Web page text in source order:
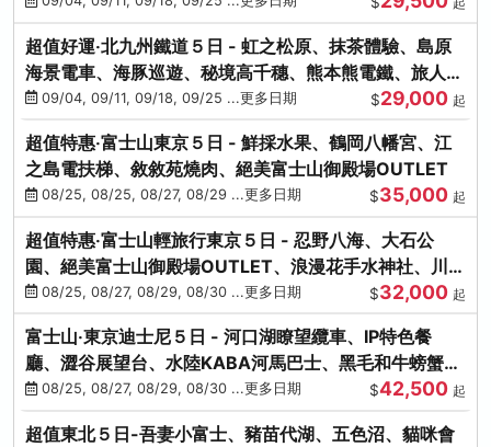
超值好運‧北九州鐵道５日 - 虹之松原、抹茶體驗、島原
海景電車、海豚巡遊、秘境高千穗、熊本熊電鐵、旅人觀
光列車-台中出發
09/04, 09/11, 09/18, 09/25 ...更多日期 $29,000 起
超值特惠‧富士山東京５日 - 鮮採水果、鶴岡八幡宮、江
之島電扶梯、敘敘苑燒肉、絕美富士山御殿場OUTLET
08/25, 08/25, 08/27, 08/29 ...更多日期 $35,000 起
超值特惠‧富士山輕旅行東京５日 - 忍野八海、大石公
園、絕美富士山御殿場OUTLET、浪漫花手水神社、川越
小江戶
08/25, 08/27, 08/29, 08/30 ...更多日期 $32,000 起
富士山‧東京迪士尼５日 - 河口湖瞭望纜車、IP特色餐
廳、澀谷展望台、水陸KABA河馬巴士、黑毛和牛螃蟹美
饌、季節採果
08/25, 08/27, 08/29, 08/30 ...更多日期 $42,500 起
超值東北５日-吾妻小富士、豬苗代湖、五色沼、貓咪會